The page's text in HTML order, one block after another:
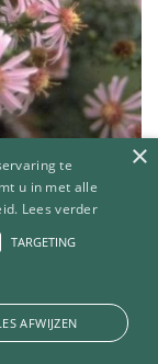
×
te
u in met alle
Lees verder
TARGETING
AFWIJZEN